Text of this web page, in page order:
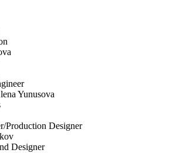
Yunusova
Production Designer
Designer